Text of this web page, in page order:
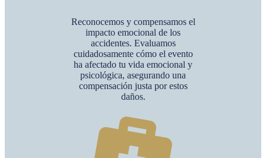
Reconocemos y compensamos el
impacto emocional de los
accidentes. Evaluamos
cuidadosamente cómo el evento
ha afectado tu vida emocional y
psicológica, asegurando una
compensación justa por estos
daños.